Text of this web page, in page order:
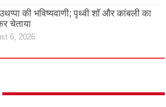
की भविष्यवाणी; पृथ्वी शॉ और कांबली का
चेताया
6, 2026